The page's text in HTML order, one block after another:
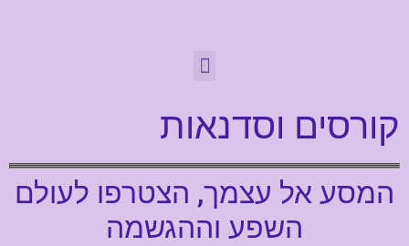
קורסים וסדנאות
המסע אל עצמך, הצטרפו לעולם
השפע וההגשמה